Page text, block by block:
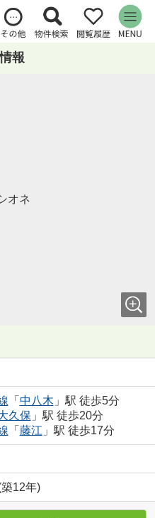
報
「 中八木 」駅 徒歩5分
久保 」駅 徒歩20分
「 藤江 」駅 徒歩17分
12年)